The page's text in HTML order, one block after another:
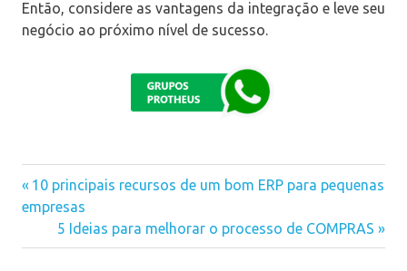
Então, considere as vantagens da integração e leve seu
negócio ao próximo nível de sucesso.
Navegação
Previous
Post:
10 principais recursos de um bom ERP para pequenas
empresas
Next
Post:
5 Ideias para melhorar o processo de COMPRAS